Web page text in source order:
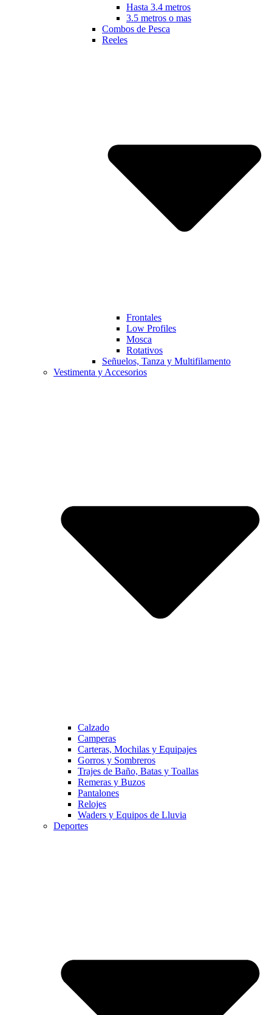
Hasta 3.4 metros
3.5 metros o mas
Combos de Pesca
Reeles
Frontales
Low Profiles
Mosca
Rotativos
Señuelos, Tanza y Multifilamento
Vestimenta y Accesorios
Calzado
Camperas
Carteras, Mochilas y Equipajes
Gorros y Sombreros
Trajes de Baño, Batas y Toallas
Remeras y Buzos
Pantalones
Relojes
Waders y Equipos de Lluvia
Deportes